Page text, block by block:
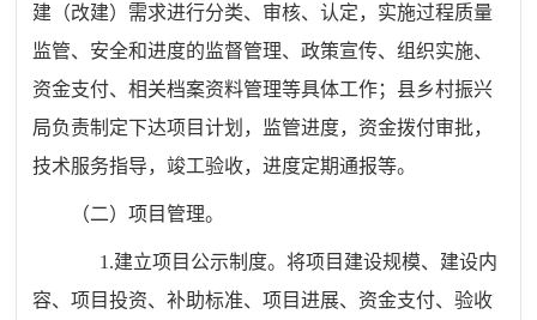
建（改建）需求进行分类、审核、认定，实施过程质量
监管、安全和进度的监督管理、政策宣传、组织实施、
资金支付、相关档案资料管理等具体工作；县乡村振兴
局负责制定下达项目计划，监管进度，资金拨付审批，
技术服务指导，竣工验收，进度定期通报等。
（二）项目管理。
1.建立项目公示制度。将项目建设规模、建设内
容、项目投资、补助标准、项目进展、资金支付、验收